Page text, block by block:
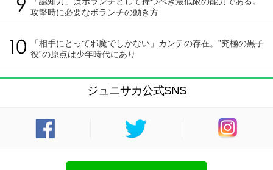
攻撃時に必要なボランチの動き方
「相手にとって邪魔でしかない」カンテの存在。”究極の黒子
役”の原点は少年時代にあり
ジュニサカ公式SNS